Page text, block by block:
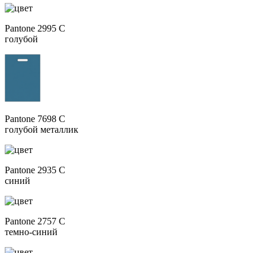
Pantone 2995 C
голубой
Pantone 7698 C
голубой металлик
Pantone 2935 C
синий
Pantone 2757 C
темно-синий